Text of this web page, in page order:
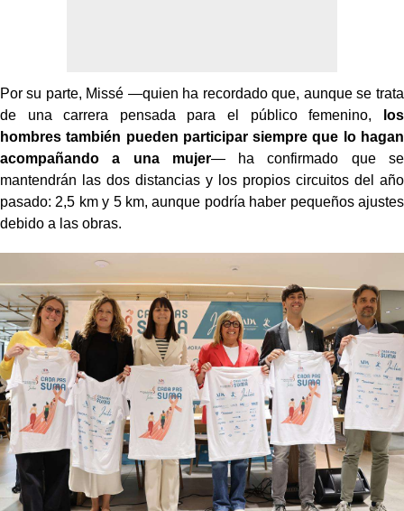
Por su parte, Missé —quien ha recordado que, aunque se trata
de una carrera pensada para el público femenino,
los
hombres también pueden participar siempre que lo hagan
acompañando a una mujer— ha confirmado que se
mantendrán las dos distancias y los propios circuitos del año
pasado: 2,5 km y 5 km, aunque podría haber pequeños ajustes
debido a las obras.